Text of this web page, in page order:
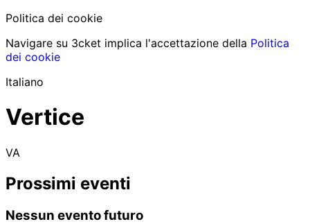
Politica dei cookie
Navigare su 3cket implica l'accettazione della Politica
dei cookie
Italiano
Vertice
VA
Prossimi eventi
Nessun evento futuro